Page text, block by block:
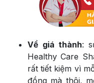
Về giá thành:
Healthy Care
rất tiết kiệm vì
đồng mà thôi,